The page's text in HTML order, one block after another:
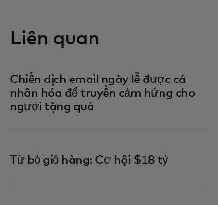
Liên quan
Chiến dịch email ngày lễ được cá
nhân hóa để truyền cảm hứng cho
người tặng quà
Từ bỏ giỏ hàng: Cơ hội $18 tỷ